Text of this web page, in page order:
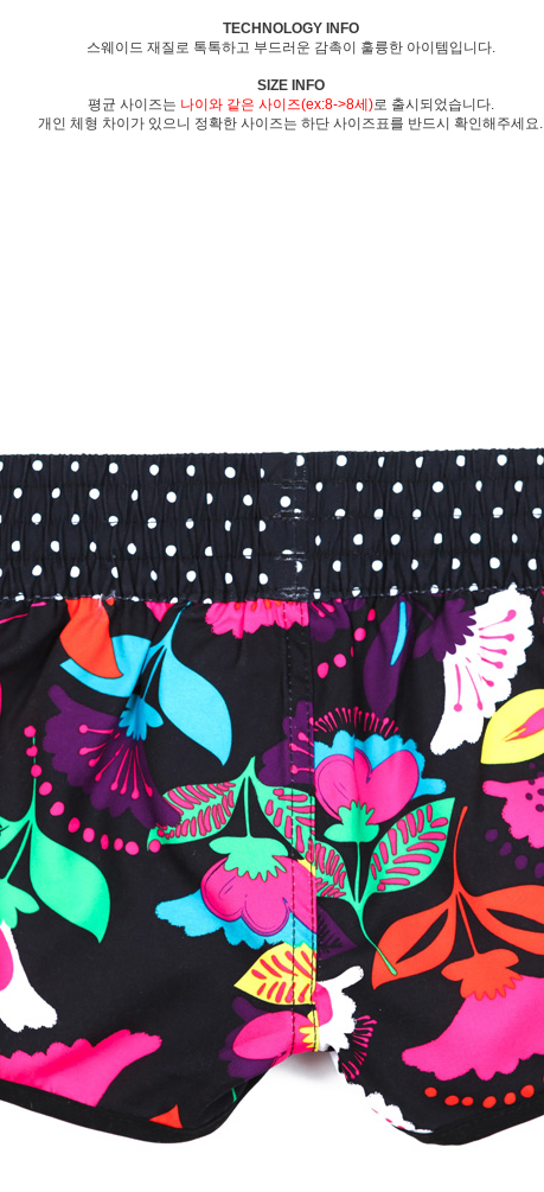
TECHNOLOGY INFO
스웨이드 재질로 톡톡하고 부드러운 감촉이 훌륭한 아이템입니다.
SIZE INFO
평균 사이즈는 나이와 같은 사이즈(ex:8->8세)로 출시되었습니다.
개인 체형 차이가 있으니 정확한 사이즈는 하단 사이즈표를 반드시 확인해주세요.